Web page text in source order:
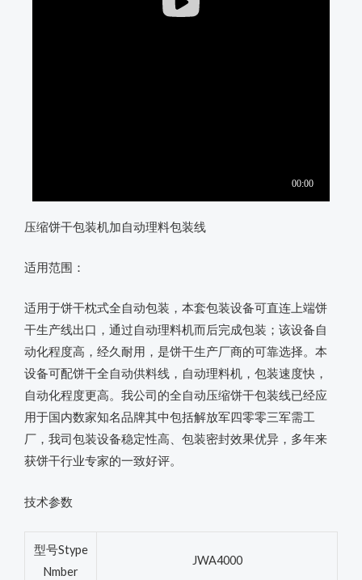
压缩饼干包装机加自动理料包装线
适用范围：
适用于饼干枕式全自动包装，本套包装设备可直连上端饼
干生产线出口，通过自动理料机而后完成包装；该设备自
动化程度高，经久耐用，是饼干生产厂商的可靠选择。本
设备可配饼干全自动供料线，自动理料机，包装速度快，
自动化程度更高。我公司的全自动压缩饼干包装线已经应
用于国内数家知名品牌其中包括解放军四零零三军需工
厂，我司包装设备稳定性高、包装密封效果优异，多年来
获饼干行业专家的一致好评。
技术参数
型号Stype
Nmber
JWA4000